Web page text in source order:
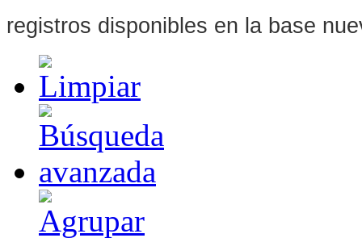
registros disponibles en la base